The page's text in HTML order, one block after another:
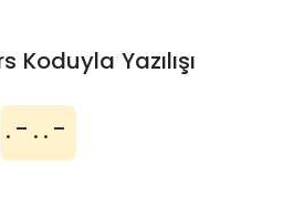
Koduyla Yazılışı
.-..-